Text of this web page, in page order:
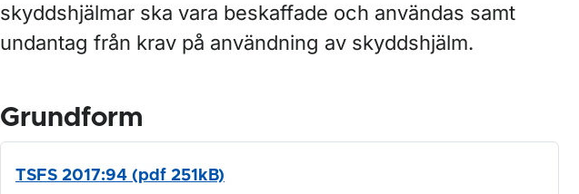
skyddshjälmar ska vara beskaffade och användas samt
undantag från krav på användning av skyddshjälm.
Grundform
TSFS 2017:94 (pdf 251kB)